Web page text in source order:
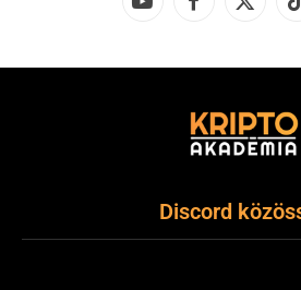
YouTubeFacebook
X
Discord